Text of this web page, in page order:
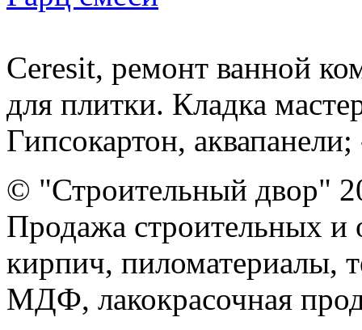
Ceresit, ремонт ванной
для плитки. Кладка
Гипсокартон,
© "Строительный двор"
Продажа строительных и
кирпич, пиломатериалы,
МДФ, лакокрасочная